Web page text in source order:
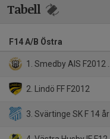
Tabell
F14 A/B Östra
1. Smedby AIS F2012 Svart
2. Lindö FF F2012
3. Svärtinge SK F 14 år